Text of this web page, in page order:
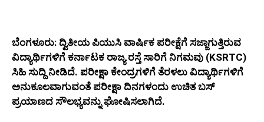
ಬೆಂಗಳೂರು: ದ್ವಿತೀಯ ಪಿಯುಸಿ ವಾರ್ಷಿಕ ಪರೀಕ್ಷೆಗೆ ಸಜ್ಜಾಗುತ್ತಿರುವ
ವಿದ್ಯಾರ್ಥಿಗಳಿಗೆ ಕರ್ನಾಟಕ ರಾಜ್ಯ ರಸ್ತೆ ಸಾರಿಗೆ ನಿಗಮವು (KSRTC)
ಸಿಹಿ ಸುದ್ದಿ ನೀಡಿದೆ. ಪರೀಕ್ಷಾ ಕೇಂದ್ರಗಳಿಗೆ ತೆರಳಲು ವಿದ್ಯಾರ್ಥಿಗಳಿಗೆ
ಅನುಕೂಲವಾಗುವಂತೆ ಪರೀಕ್ಷಾ ದಿನಗಳಂದು ಉಚಿತ ಬಸ್
ಪ್ರಯಾಣದ ಸೌಲಭ್ಯವನ್ನು ಘೋಷಿಸಲಾಗಿದೆ.